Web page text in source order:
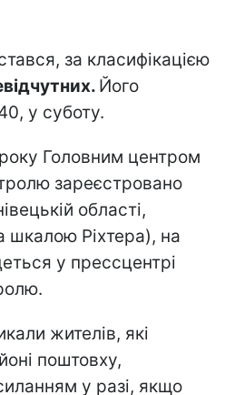
за класифікацією
Його
у суботу.
Головним центром
зареєстровано
області,
шкалою Ріхтера), на
у прессцентрі
жителів, які
поштовху,
у разі, якщо